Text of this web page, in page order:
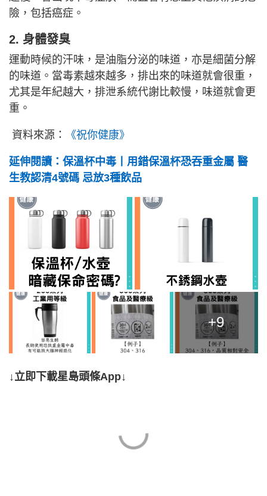
險，包括癌症。
2. 身體發臭
運動時候的汗味，是油脂分泌的味道，亦是細菌分解
的味道。當毒素越來越多，排出來的味道就會很重，
尤其是年紀越大，排泄系統代謝比較慢，味道就會更
重。
資料來源： 《祝你健康》
延伸閱讀：保溫杯中毒丨用錯保溫杯恐吞重金屬 醫
生教認清4號碼 忌放3種飲品
+9
↓立即下載星島頭條App↓